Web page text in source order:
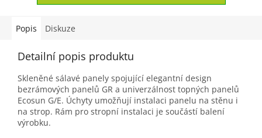
Popis Diskuze
Detailní popis produktu
Skleněné sálavé panely spojující elegantní design
bezrámových panelů GR a univerzálnost topných panelů
Ecosun G/E. Úchyty umožňují instalaci panelu na stěnu i
na strop. Rám pro stropní instalaci je součástí balení
výrobku.